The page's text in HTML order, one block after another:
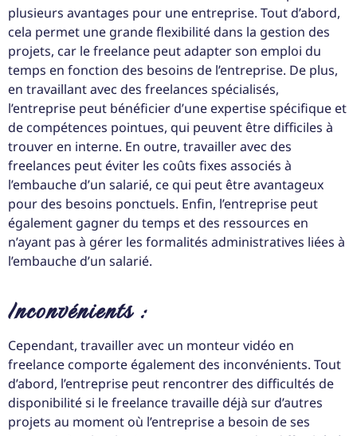
plusieurs avantages pour une entreprise. Tout d’abord,
cela permet une grande flexibilité dans la gestion des
projets, car le freelance peut adapter son emploi du
temps en fonction des besoins de l’entreprise. De plus,
en travaillant avec des freelances spécialisés,
l’entreprise peut bénéficier d’une expertise spécifique et
de compétences pointues, qui peuvent être difficiles à
trouver en interne. En outre, travailler avec des
freelances peut éviter les coûts fixes associés à
l’embauche d’un salarié, ce qui peut être avantageux
pour des besoins ponctuels. Enfin, l’entreprise peut
également gagner du temps et des ressources en
n’ayant pas à gérer les formalités administratives liées à
l’embauche d’un salarié.
Inconvénients :
Cependant, travailler avec un monteur vidéo en
freelance comporte également des inconvénients. Tout
d’abord, l’entreprise peut rencontrer des difficultés de
disponibilité si le freelance travaille déjà sur d’autres
projets au moment où l’entreprise a besoin de ses